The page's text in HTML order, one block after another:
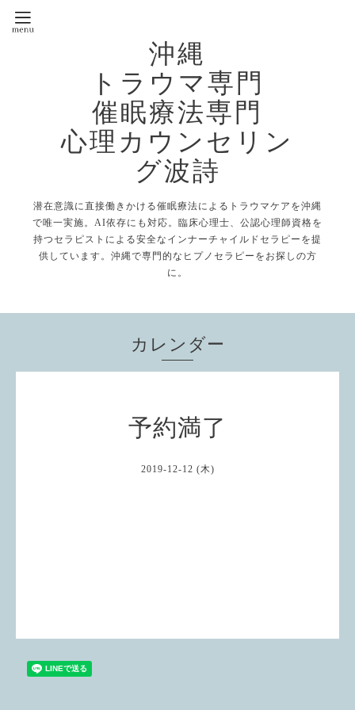
沖縄
トラウマ専門
催眠療法専門
心理カウンセリン
グ波詩
潜在意識に直接働きかける催眠療法によるトラウマケアを沖縄
で唯一実施。AI依存にも対応。臨床心理士、公認心理師資格を
持つセラピストによる安全なインナーチャイルドセラピーを提
供しています。沖縄で専門的なヒプノセラピーをお探しの方
に。
カレンダー
予約満了
2019-12-12 (木)